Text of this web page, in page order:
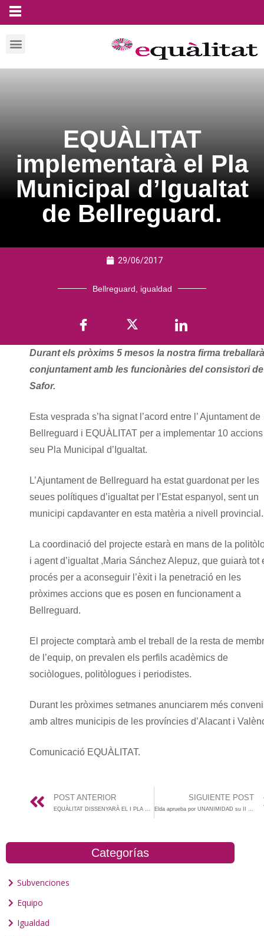
EQUÀLITAT
implementarà el Pla
Municipal d’Igualtat
de Bellreguard.
29/06/2017
Bellreguard igualdad
Durant els pròxims 5 mesos la nostra firma treballarà
conjuntament amb les funcionàries del consistori
Safor.
Esta vesprada s’ha signat l’acord entre l’ Ajuntament de
Bellreguard i EQUÀLITAT per a implementar 10
seu Pla Municipal d’Igualtat.
L’Ajuntament de Bellreguard ha estat guardonat per les
seues polítiques d’igualtat per l’Estat espanyol, sent un
municipi capdavanter en esta matèria a nivell provincial.
La coordinació del projecte estarà en mans de la
i agent d’igualtat ,Maria Sánchez Alepuz, que guiarà tot
procés per a aconseguir l’èxit i la penetració en les
pròximes accions que es posen en funcionament a
Bellreguard.
El projecte comptarà amb el treball de la resta de
de l’equip, on prevalen els perfils acadèmics de
sociòlogues, politòlogues i periodistes.
Durant les pròximes setmanes anunciarem més
amb altres municipis de les províncies d’Alacant i
Comunicació EQUÀLITAT.
POST ANTERIOR
EQUÀLITAT DISSENYARÀ EL I PLA D’IGUALTAT INTERN A L’AJUNTAMENT DE L’ALCÚDIA.
SIGUIENTE POST
Elda aprueba por UNANIMIDAD su II Plan Municipal de Igualdad
Categorías
Subvenciones
Equipo
Igualdad